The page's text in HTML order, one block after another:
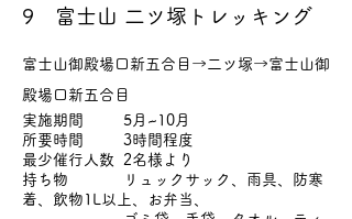
9 富士山 二ツ塚トレッキング
富士山御殿場口新五合目→二ツ塚→富士山御
殿場口新五合目
実施期間 5月~10月
所要時間 3時間程度
最少催行人数 2名様より
持ち物 リュックサック、雨具、防寒
着、飲物1L以上、お弁当、